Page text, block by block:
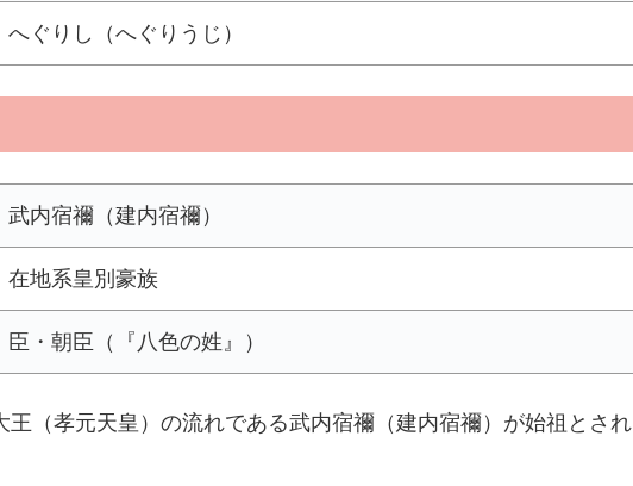
へぐりし（へぐりうじ）
武内宿禰（建内宿禰）
在地系皇別豪族
臣・朝臣（『八色の姓』）
王（孝元天皇）の流れである武内宿禰（建内宿禰）が始祖とされ